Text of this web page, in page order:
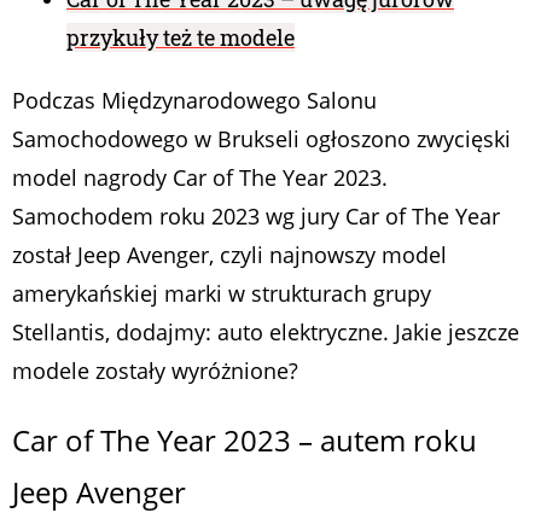
przykuły też te modele
Podczas Międzynarodowego Salonu
Samochodowego w Brukseli ogłoszono zwycięski
model nagrody Car of The Year 2023.
Samochodem roku 2023 wg jury Car of The Year
został Jeep Avenger, czyli najnowszy model
amerykańskiej marki w strukturach grupy
Stellantis, dodajmy: auto elektryczne. Jakie jeszcze
modele zostały wyróżnione?
Car of The Year 2023 – autem roku
Jeep Avenger